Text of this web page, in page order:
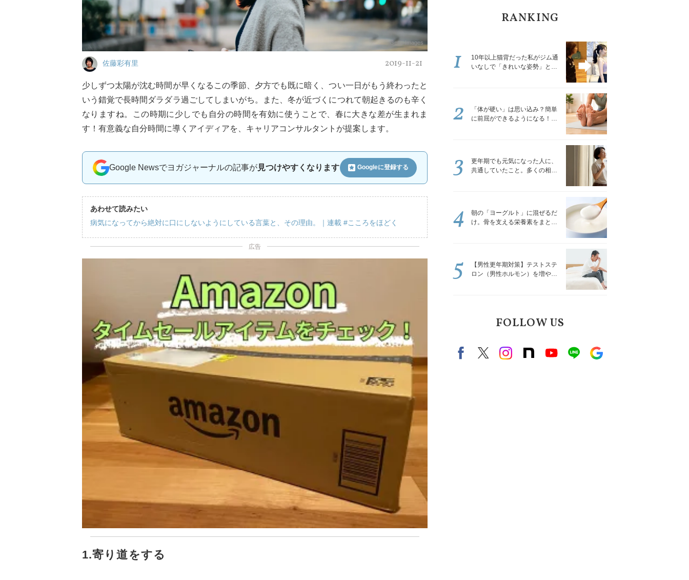
Getty Images
佐藤彩有里 2019-11-21
少しずつ太陽が沈む時間が早くなるこの季節、夕方でも既に暗く、つい一日がもう終わったと
いう錯覚で長時間ダラダラ過ごしてしまいがち。また、冬が近づくにつれて朝起きるのも辛く
なりますね。この時期に少しでも自分の時間を有効に使うことで、春に大きな差が生まれま
す！有意義な自分時間に導くアイディアを、キャリアコンサルタントが提案します。
Google Newsでヨガジャーナルの記事が見つけやすくなります Googleに登録する
あわせて読みたい
病気になってから絶対に口にしないようにしている言葉と、その理由。｜連載 #こころをほどく
広告
1.寄り道をする
RANKING
10年以上猫背だった私がジム通
いなしで「きれいな姿勢」と褒
1
「体が硬い」は思い込み？簡単
に前屈ができるようになる！腿
2
更年期でも元気になった人に、
共通していたこと。多くの相談
3
朝の「ヨーグルト」に混ぜるだ
け。骨を支える栄養素をまとめ
4
【男性更年期対策】テストステ
ロン（男性ホルモン）を増やす
5
FOLLOW US
FacebookX（旧twitter）
instagram
note Youtubeline